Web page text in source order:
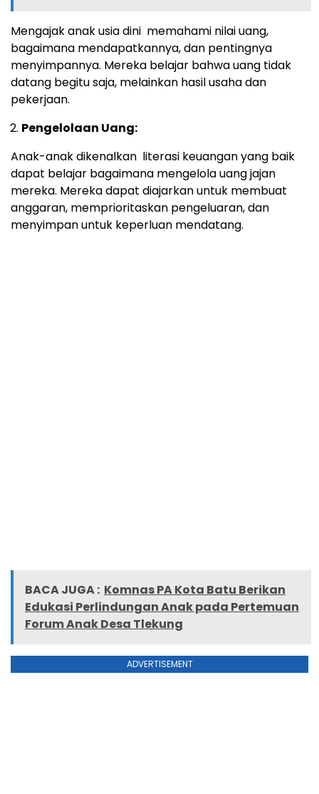
Mengajak anak usia dini memahami nilai uang,
bagaimana mendapatkannya, dan pentingnya
menyimpannya. Mereka belajar bahwa uang tidak
datang begitu saja, melainkan hasil usaha dan
pekerjaan.
Pengelolaan Uang:
Anak-anak dikenalkan literasi keuangan yang baik
dapat belajar bagaimana mengelola uang jajan
mereka. Mereka dapat diajarkan untuk membuat
anggaran, memprioritaskan pengeluaran, dan
menyimpan untuk keperluan mendatang.
BACA JUGA : Komnas PA Kota Batu Berikan
Edukasi Perlindungan Anak pada Pertemuan
Forum Anak Desa Tlekung
ADVERTISEMENT